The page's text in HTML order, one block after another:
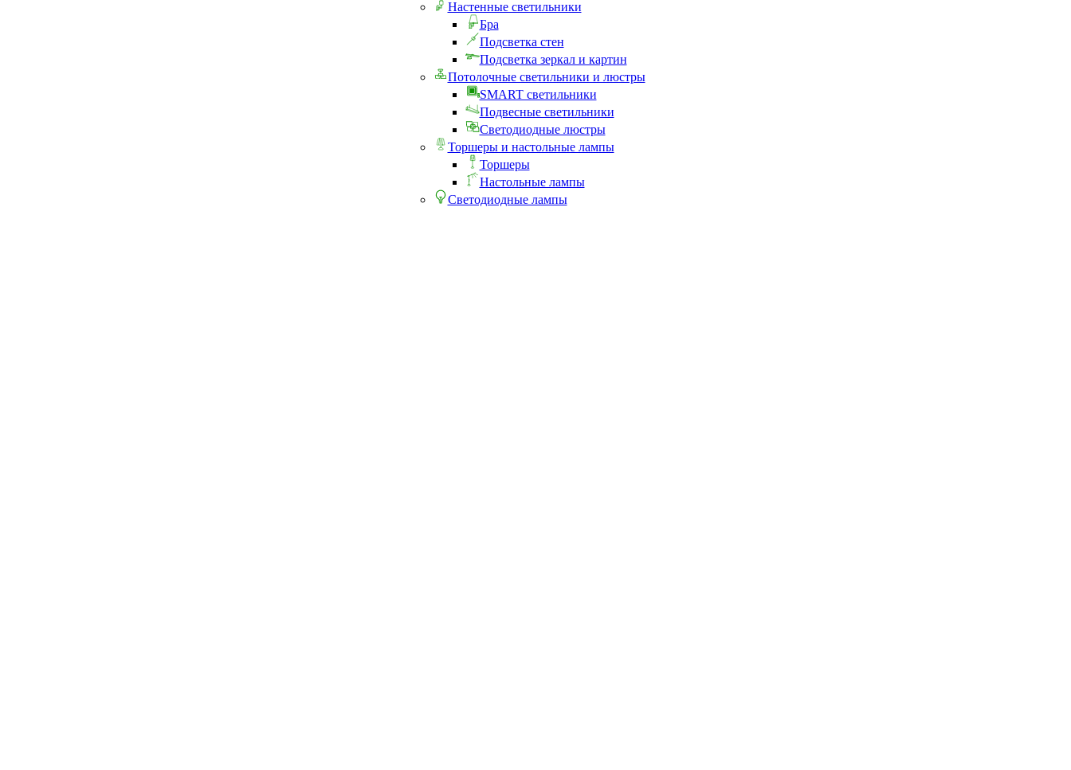
Настенные светильники
Бра
Подсветка стен
Подсветка зеркал и картин
Потолочные светильники и люстры
SMART светильники
Подвесные светильники
Светодиодные люстры
Торшеры и настольные лампы
Торшеры
Настольные лампы
Светодиодные лампы